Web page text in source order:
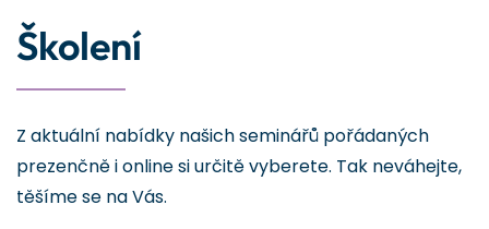
Školení
Z aktuální nabídky našich seminářů pořádaných
prezenčně i online si určitě vyberete. Tak neváhejte,
těšíme se na Vás.